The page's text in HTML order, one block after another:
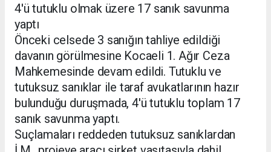
4'ü tutuklu olmak üzere 17 sanık savunma
yaptı
Önceki celsede 3 sanığın tahliye edildiği
davanın görülmesine Kocaeli 1. Ağır Ceza
Mahkemesinde devam edildi. Tutuklu ve
tutuksuz sanıklar ile taraf avukatlarının hazır
bulunduğu duruşmada, 4'ü tutuklu toplam 17
sanık savunma yaptı.
Suçlamaları reddeden tutuksuz sanıklardan